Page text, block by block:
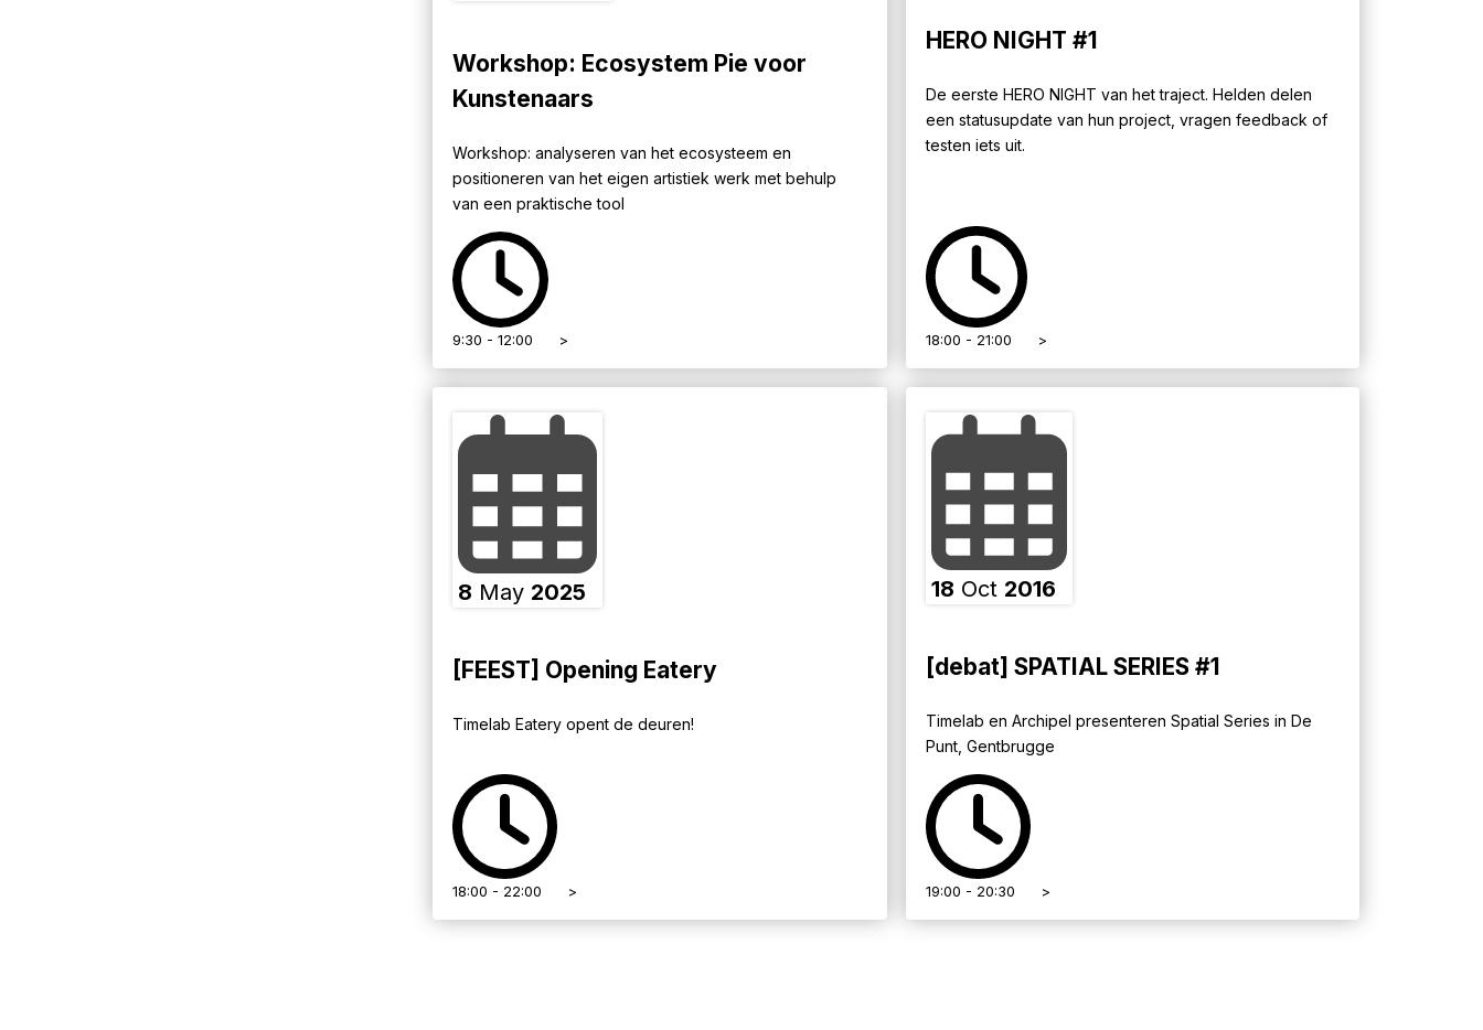
Workshop: Ecosystem Pie voor
Kunstenaars
Workshop: analyseren van het ecosysteem en
positioneren van het eigen artistiek werk met behulp
van een praktische tool
9:30 - 12:00 >
HERO NIGHT #1
De eerste HERO NIGHT van het traject. Helden delen
een statusupdate van hun project, vragen feedback of
testen iets uit.
18:00 - 21:00 >
8 May 2025
[FEEST] Opening Eatery
Timelab Eatery opent de deuren!
18:00 - 22:00 >
18 Oct 2016
[debat] SPATIAL SERIES #1
Timelab en Archipel presenteren Spatial Series in De
Punt, Gentbrugge
19:00 - 20:30 >